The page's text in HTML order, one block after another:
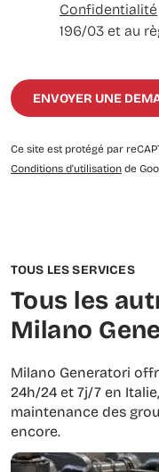
Confidentialité
196/03 et au
Ce site est protégé par
Conditions d'utilisation de
TOUS LES SERVICES
Tous les
Milano
Milano Generatori
24h/24 et 7j/7 en
maintenance des
encore.